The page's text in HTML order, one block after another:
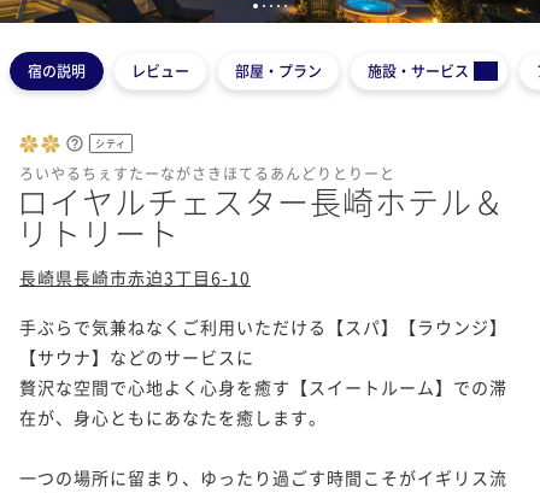
1 2 345
宿の説明 レビュー 部屋・プラン 施設・サービス
シティ
ろいやるちぇすたーながさきほてるあんどりとりーと
ロイヤルチェスター長崎ホテル＆
リトリート
長崎県長崎市赤迫3丁目6-10
手ぶらで気兼ねなくご利用いただける【スパ】【ラウンジ】
【サウナ】などのサービスに
贅沢な空間で心地よく心身を癒す【スイートルーム】での滞
在が、身心ともにあなたを癒します。
一つの場所に留まり、ゆったり過ごす時間こそがイギリス流